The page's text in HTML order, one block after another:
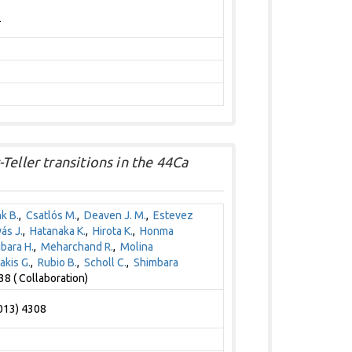
transitions in the 44Ca
B., Csatlós M., Deaven J. M., Estevez
J., Hatanaka K., Hirota K., Honma
H., Meharchand R., Molina
G., Rubio B., Scholl C., Shimbara
( Collaboration)
4308